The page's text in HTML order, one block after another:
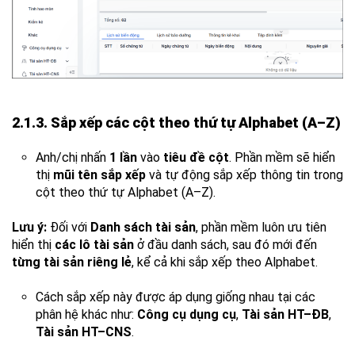
2.1.3. Sắp xếp các cột theo thứ tự Alphabet (A–Z)
Anh/chị nhấn 1 lần vào tiêu đề cột. Phần mềm sẽ hiển
thị mũi tên sắp xếp và tự động sắp xếp thông tin trong
cột theo thứ tự Alphabet (A–Z).
Lưu ý: Đối với Danh sách tài sản, phần mềm luôn ưu tiên
hiển thị các lô tài sản ở đầu danh sách, sau đó mới đến
từng tài sản riêng lẻ, kể cả khi sắp xếp theo Alphabet.
Cách sắp xếp này được áp dụng giống nhau tại các
phân hệ khác như: Công cụ dụng cụ, Tài sản HT–ĐB,
Tài sản HT–CNS.